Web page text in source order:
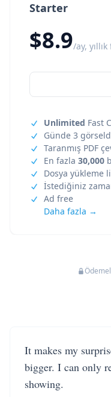
Starter
$8.9/ay,
Unlimited Fast
Günde 3
Taranmış PDF
En fazla 30,000
Dosya yükleme
İstediğiniz
Ad free
Daha fazla →
It makes my
bigger. I can only
showing.